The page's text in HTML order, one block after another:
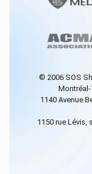
© 2006 SOS
1140 Avenue
1150 rue Lévis,